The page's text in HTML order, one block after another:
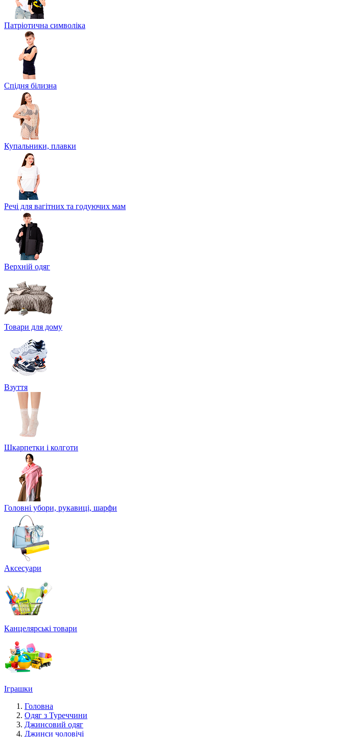
Патріотична символіка
Спідня білизна
Купальники, плавки
Речі для вагітних та годуючих мам
Верхній одяг
Товари для дому
Взуття
Шкарпетки і колготи
Головні убори, рукавиці, шарфи
Аксесуари
Канцелярські товари
Іграшки
Головна
Одяг з Туреччини
Джинсовий одяг
Джинси чоловічі